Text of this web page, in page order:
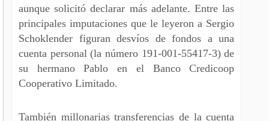
aunque solicitó declarar más adelante. Entre las
principales imputaciones que le leyeron a Sergio
Schoklender figuran desvíos de fondos a una
cuenta personal (la número 191-001-55417-3) de
su hermano Pablo en el Banco Credicoop
Cooperativo Limitado.
También millonarias transferencias de la cuenta